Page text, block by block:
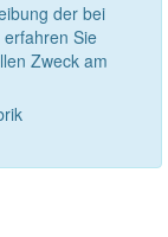
der bei
Sie
Zweck am